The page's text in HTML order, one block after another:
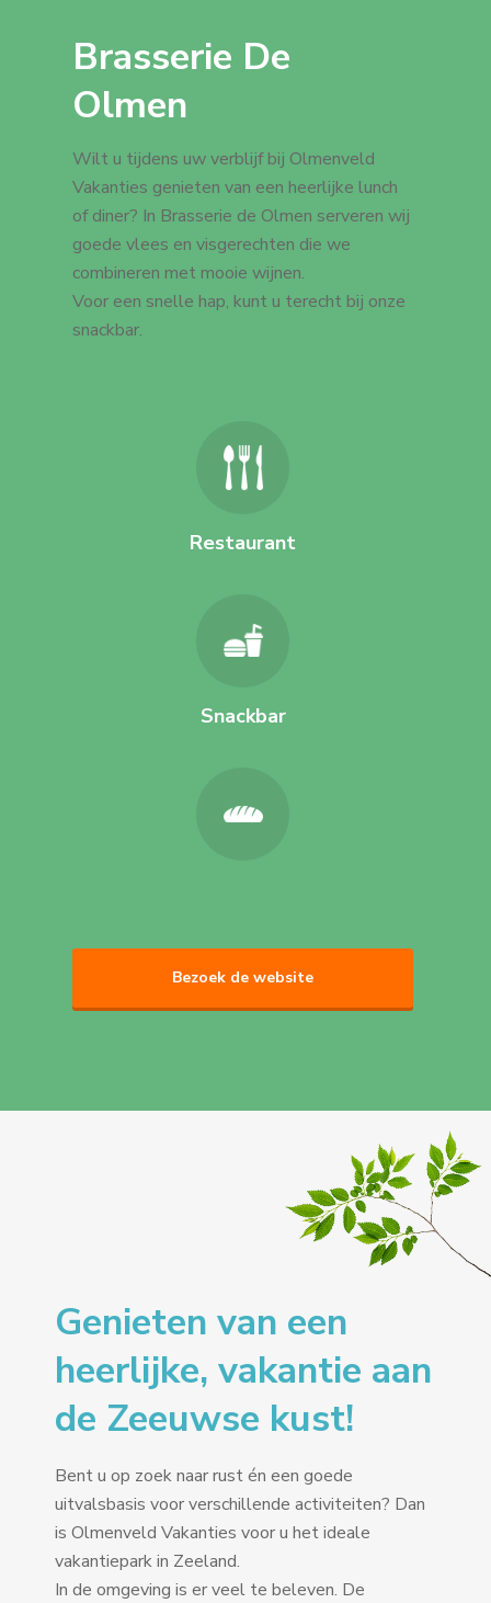
Brasserie De
Olmen
Wilt u tijdens uw verblijf bij Olmenveld
Vakanties genieten van een heerlijke lunch
of diner? In Brasserie de Olmen serveren wij
goede vlees en visgerechten die we
combineren met mooie wijnen.
Voor een snelle hap, kunt u terecht bij onze
snackbar.
Restaurant
Snackbar
Bezoek de website
Genieten van een
heerlijke, vakantie aan
de Zeeuwse kust!
Bent u op zoek naar rust én een goede
uitvalsbasis voor verschillende activiteiten? Dan
is Olmenveld Vakanties voor u het ideale
vakantiepark in Zeeland.
In de omgeving is er veel te beleven. De